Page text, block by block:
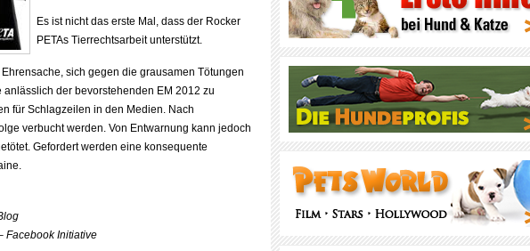
Es ist nicht das erste Mal, dass der Rocker
PETAs Tierrechtsarbeit unterstützt.
sich gegen die grausamen Tötungen
der bevorstehenden EM 2012 zu
für Schlagzeilen in den Medien. Nach
verbucht werden. Von Entwarnung kann jedoch
Gefordert werden eine konsequente
Facebook Initiative